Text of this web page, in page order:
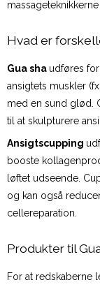
Hvad er
Gua sha udføres
ansigtets muskler
med en sund glød.
til at skulpturere
Ansigtscupping
booste
løftet udseende.
og kan også
cellereparation.
Produkter til
For at redskaberne